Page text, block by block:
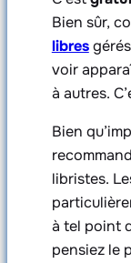
Bien sûr,
libres
voir
à autres.
Bien
libristes.
à tel point
pensiez le